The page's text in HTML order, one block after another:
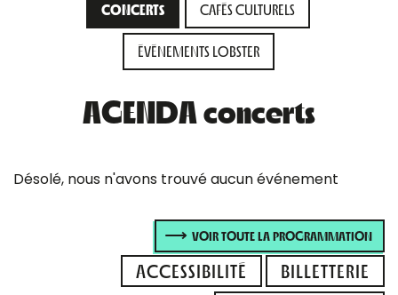
CONCERTS CAFÉS CULTURELS
ÉVÉNEMENTS LOBSTER
AGENDA concerts
Désolé, nous n'avons trouvé aucun événement
VOIR TOUTE LA PROGRAMMATION
ACCESSIBILITÉ
BILLETTERIE